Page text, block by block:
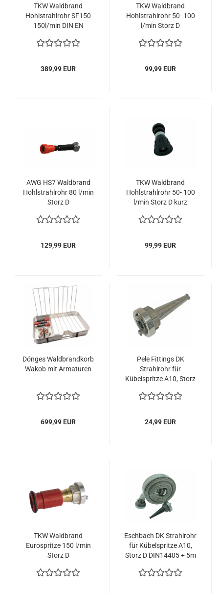
TKW Waldbrand
Hohlstrahlrohr SF150
150l/min DIN EN
Storz D
389,99 EUR
TKW Waldbrand
Hohlstrahlrohr 50- 100
l/min Storz D
99,99 EUR
AWG HS7 Waldbrand
Hohlstrahlrohr 80 l/min
Storz D
129,99 EUR
TKW Waldbrand
Hohlstrahlrohr 50- 100
l/min Storz D kurz
99,99 EUR
Dönges Waldbrandkorb
Wakob mit Armaturen
699,99 EUR
Pele Fittings DK
Strahlrohr für
Kübelspritze A10, Storz
24,99 EUR
TKW Waldbrand
Eurospritze 150 l/min
Storz D
Strahlrohr
Eschbach DK Strahlrohr
für Kübelspritze A10,
Storz D DIN14405 + 5m